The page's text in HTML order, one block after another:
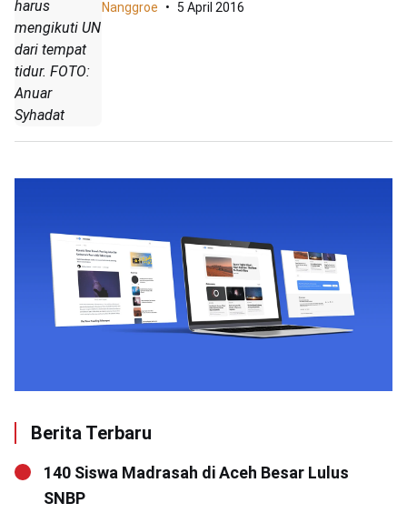
harus
mengikuti UN
dari tempat
tidur. FOTO:
Anuar
Syhadat
Nanggroe 5 April 2016
Berita Terbaru
140 Siswa Madrasah di Aceh Besar Lulus
SNBP